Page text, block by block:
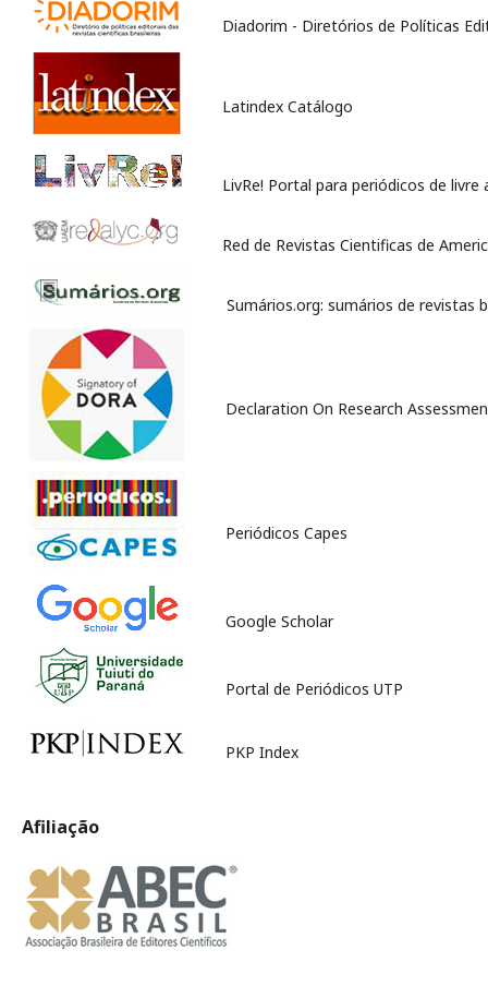
Diadorim - Diretórios de Políticas
Latindex Catálogo
LivRe! Portal para periódicos de
Red de Revistas Cientificas de
Sumários.org: sumários de revistas
Declaration On Research
Periódicos Capes
Google Scholar
Portal de Periódicos UTP
PKP Index
Afiliação